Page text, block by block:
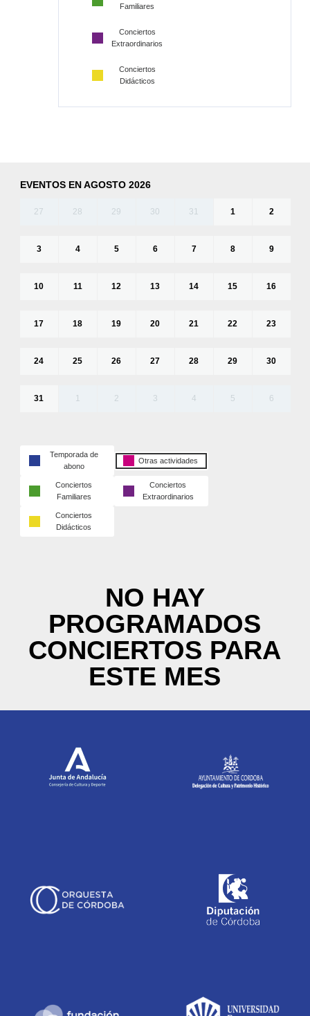
Familiares
Conciertos
Extraordinarios
Conciertos
Didácticos
EVENTOS EN AGOSTO 2026
27 28 29 30 31 1 2
3 4 5 6 7 8 9
10 11 12 13 14 15 16
17 18 19 20 21 22 23
24 25 26 27 28 29 30
31 1 2 3 4 5 6
Temporada de
abono
Otras actividades
Conciertos
Familiares
Conciertos
Extraordinarios
Conciertos
Didácticos
NO HAY
PROGRAMADOS
CONCIERTOS PARA
ESTE MES